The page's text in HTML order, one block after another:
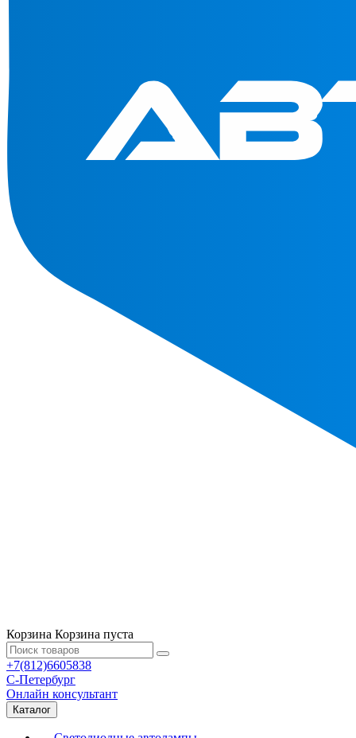
Корзина Корзина пуста
+7(812)6605838
С-Петербург
Онлайн консультант
Каталог